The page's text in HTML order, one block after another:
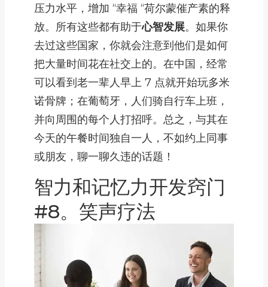
压力水平，增加 “幸福 “荷尔蒙催产素的释
放。所有这些都有助于心智发展。如果你
去过这些国家，你就会注意到他们是如何
把大量时间花在社交上的。在中国，经常
可以看到老一辈人早上 7 点就开始玩多米
诺骨牌；在葡萄牙，人们骑自行车上班，
并向周围的每个人打招呼。总之，与其在
今天的午餐时间独自一人，不如约上同事
或朋友，聊一聊久违的话题！
智力和记忆力开发窍门
#8。笑声疗法